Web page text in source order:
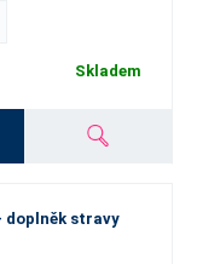
Skladem
doplněk stravy